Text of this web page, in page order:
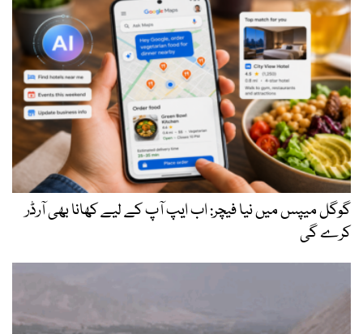
گوگل میپس میں نیا فیچر: اب ایپ آپ کے لیے کھانا بھی آرڈر
کرے گی